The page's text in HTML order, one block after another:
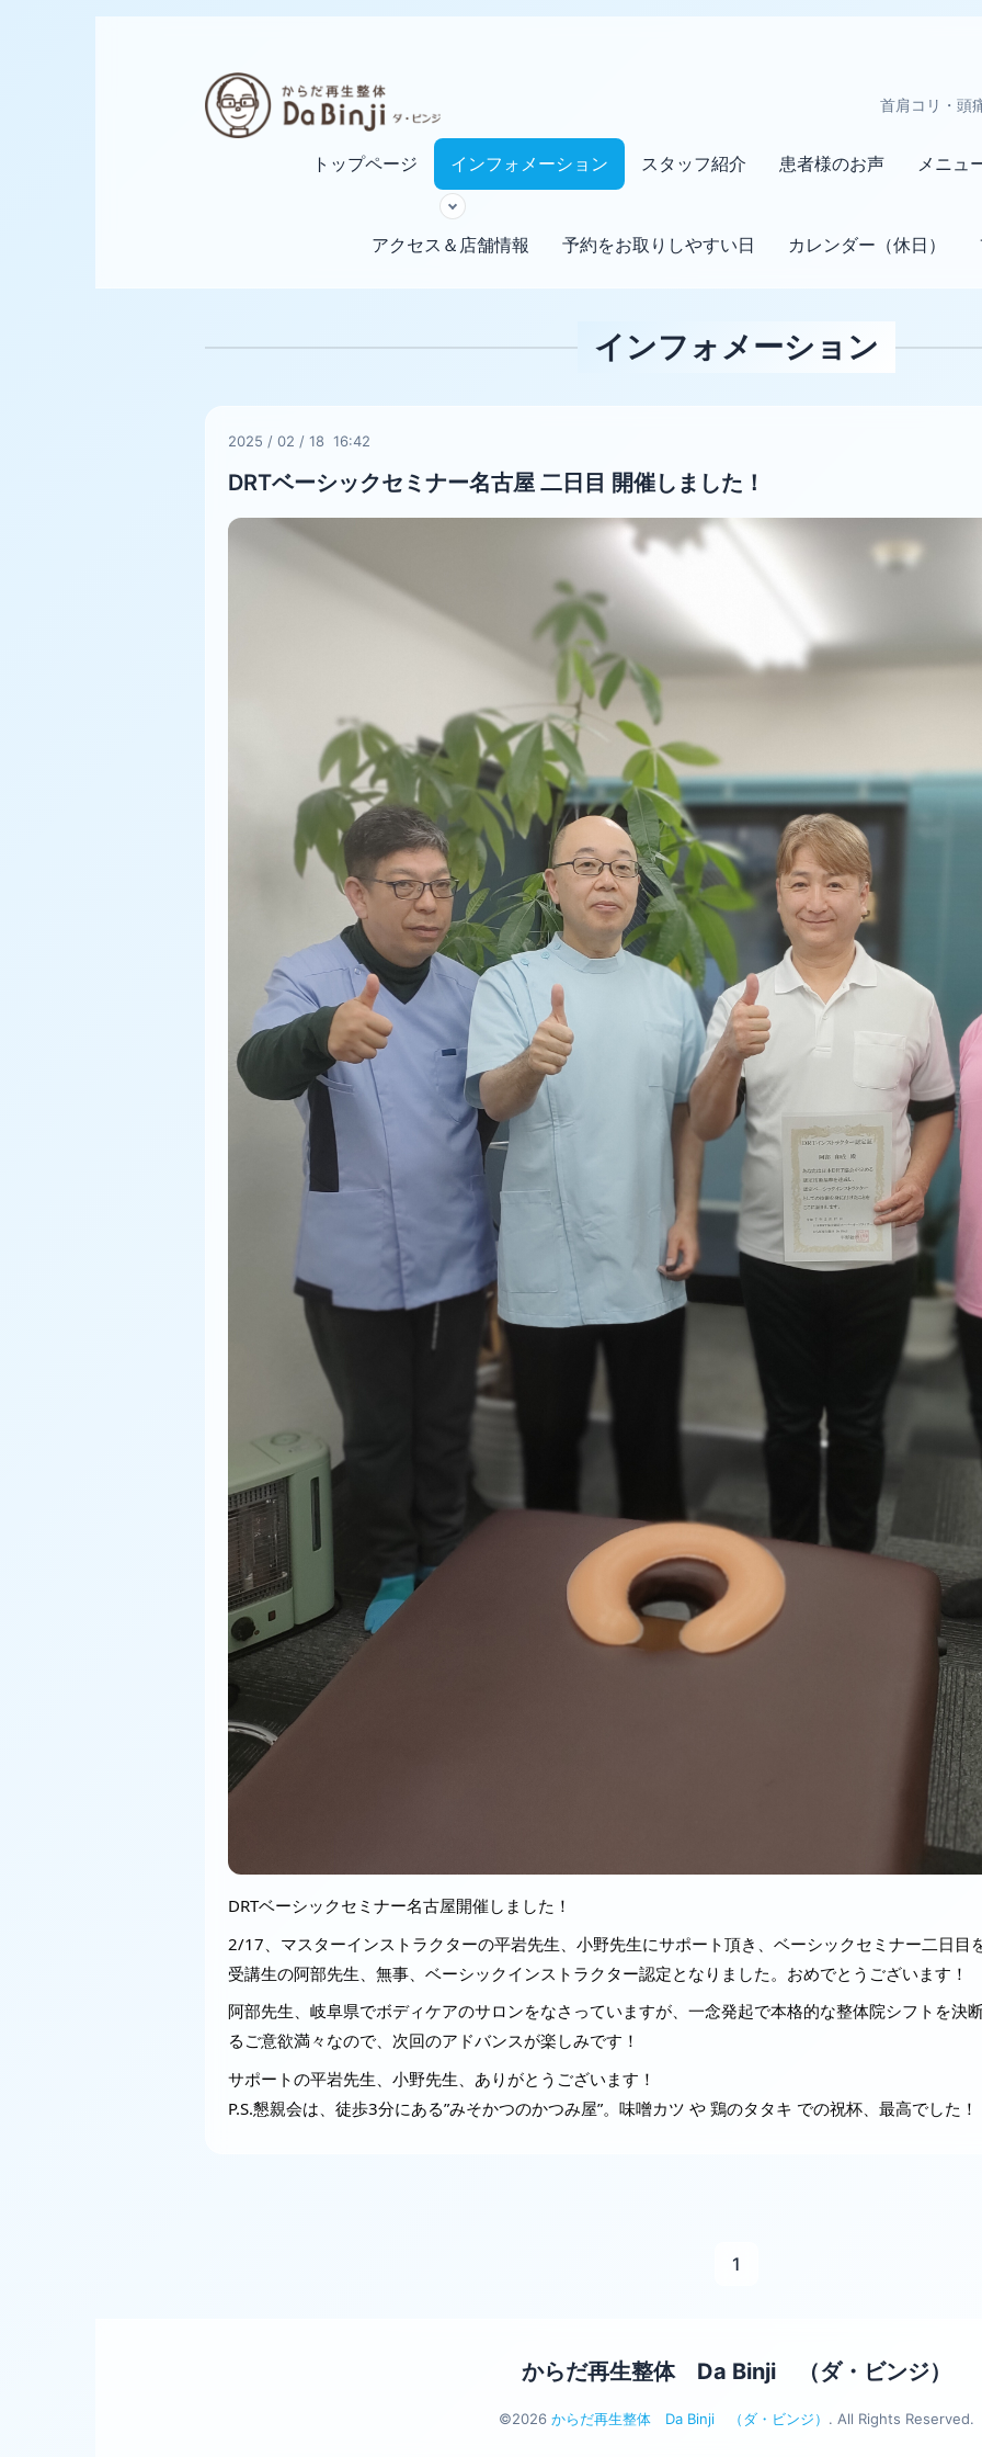
首肩コリ・頭
トップページ インフォメーション スタッフ紹介 患者様のお声 メニュ
アクセス＆店舗情報 予約をお取りしやすい日 カレンダー（休日）
インフォメーション
2025 / 02 / 18 16:42
DRTベーシックセミナー名古屋 二日目 開催しました！
DRTベーシックセミナー名古屋開催しました！
2/17、マスターインストラクターの平岩先生、小野先生にサポート頂き、ベーシックセミナー二日目
受講生の阿部先生、無事、ベーシックインストラクター認定となりました。おめでとうございます！
阿部先生、岐阜県でボディケアのサロンをなさっていますが、一念発起で本格的な整体院シフトを決
るご意欲満々なので、次回のアドバンスが楽しみです！
サポートの平岩先生、小野先生、ありがとうございます！
P.S.懇親会は、徒歩3分にある”みそかつのかつみ屋”。味噌カツ や 鶏のタタキ での祝杯、最高でした！
1
からだ再生整体 Da Binji （ダ・ビンジ）
©2026 からだ再生整体 Da Binji （ダ・ビンジ） . All Rights Reserved.